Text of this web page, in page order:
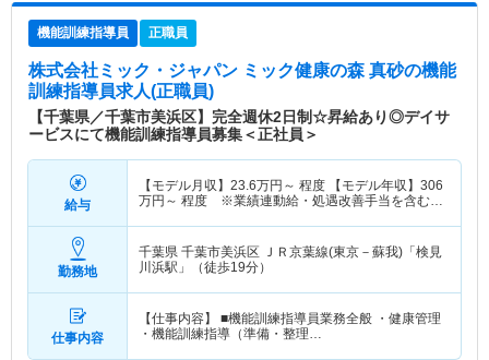
機能訓練指導員 正職員
株式会社ミック・ジャパン ミック健康の森 真砂の機能
訓練指導員求人(正職員)
【千葉県／千葉市美浜区】完全週休2日制☆昇給あり◎デイサ
ービスにて機能訓練指導員募集＜正社員＞
給与
【モデル月収】 23.6万円～ 程度 【モデル年収】 306
万円～ 程度 ※業績連動給・処遇改善手当を含む概
勤務地
千葉県 千葉市美浜区 ＪＲ京葉線(東京－蘇我)「検見
川浜駅」（徒歩19分）
仕事内容
【仕事内容】 ■機能訓練指導員業務全般 ・健康管理
・機能訓練指導（準備・整理…